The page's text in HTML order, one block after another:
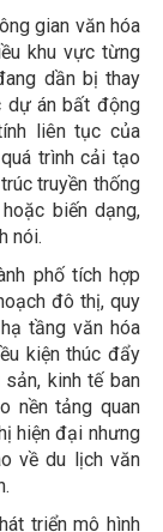
gian văn hóa
khu vực từng
dần bị thay
dự án bất động
liên tục của
trình cải tạo
truyền thống
biến dạng,
nói.
phố tích hợp
đô thị, quy
tầng văn hóa
kiện thúc đẩy
kinh tế ban
nền tảng quan
hiện đại nhưng
về du lịch văn
triển mô hình